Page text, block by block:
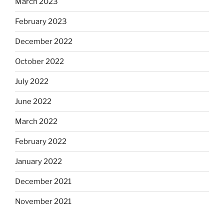
February 2023
December 2022
October 2022
July 2022
June 2022
March 2022
February 2022
January 2022
December 2021
November 2021